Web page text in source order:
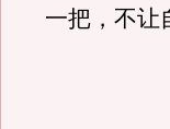
一把，不让